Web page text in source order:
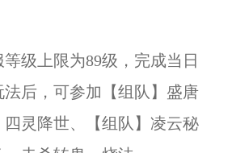
上限为89级，完成当日
后，可参加【组队】盛唐
灵降世、【组队】凌云秘